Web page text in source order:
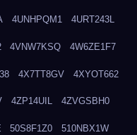
4UNHPQM1 4URT243L
4VNW7KSQ 4W6ZE1F7
4X7TT8GV 4XYOT662
4ZP14UIL 4ZVGSBH0
50S8F1Z0 510NBX1W